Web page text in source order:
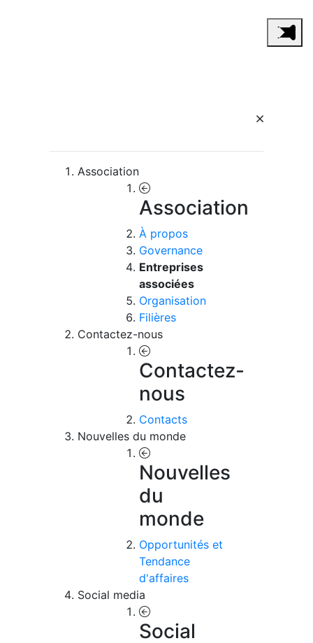
Association
Association
À propos
Governance
Entreprises
associées
Organisation
Filières
Contactez-nous
Contactez-
nous
Contacts
Nouvelles du monde
Nouvelles
du
monde
Opportunités et
Tendance
d'affaires
Social media
Social